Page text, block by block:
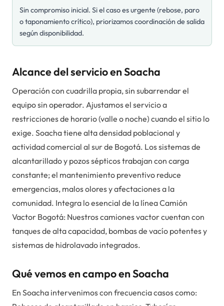
Sin compromiso inicial. Si el caso es urgente (rebose, paro
o taponamiento crítico), priorizamos coordinación de salida
según disponibilidad.
Alcance del servicio en Soacha
Operación con cuadrilla propia, sin subarrendar el
equipo sin operador. Ajustamos el servicio a
restricciones de horario (valle o noche) cuando el sitio lo
exige. Soacha tiene alta densidad poblacional y
actividad comercial al sur de Bogotá. Los sistemas de
alcantarillado y pozos sépticos trabajan con carga
constante; el mantenimiento preventivo reduce
emergencias, malos olores y afectaciones a la
comunidad. Integra lo esencial de la línea Camión
Vactor Bogotá: Nuestros camiones vactor cuentan con
tanques de alta capacidad, bombas de vacío potentes y
sistemas de hidrolavado integrados.
Qué vemos en campo en Soacha
En Soacha intervenimos con frecuencia casos como: